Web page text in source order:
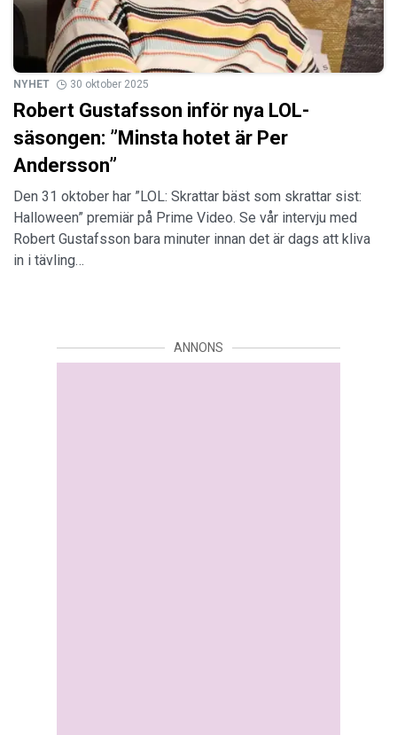
NYHET 30 oktober 2025
Robert Gustafsson inför nya LOL-
säsongen: ”Minsta hotet är Per
Andersson”
Den 31 oktober har ”LOL: Skrattar bäst som skrattar sist:
Halloween” premiär på Prime Video. Se vår intervju med
Robert Gustafsson bara minuter innan det är dags att kliva
in i tävling…
ANNONS